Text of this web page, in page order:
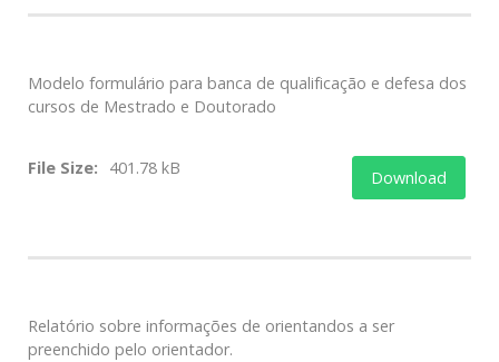
Modelo formulário para banca de qualificação e defesa dos
cursos de Mestrado e Doutorado
File Size: 401.78 kB Download
Relatório sobre informações de orientandos a ser
preenchido pelo orientador.